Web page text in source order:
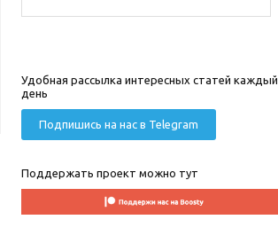
Удобная рассылка интересных статей каждый
день
Подпишись на нас в Telegram
Поддержать проект можно тут